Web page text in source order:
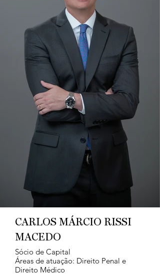
CARLOS MÁRCIO RISSI
MACEDO
Sócio de Capital
Áreas de atuação: Direito Penal e
Direito Médico